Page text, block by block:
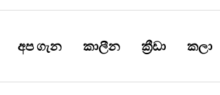
අප ගැන කාලීන ක්‍රීඩා කලා